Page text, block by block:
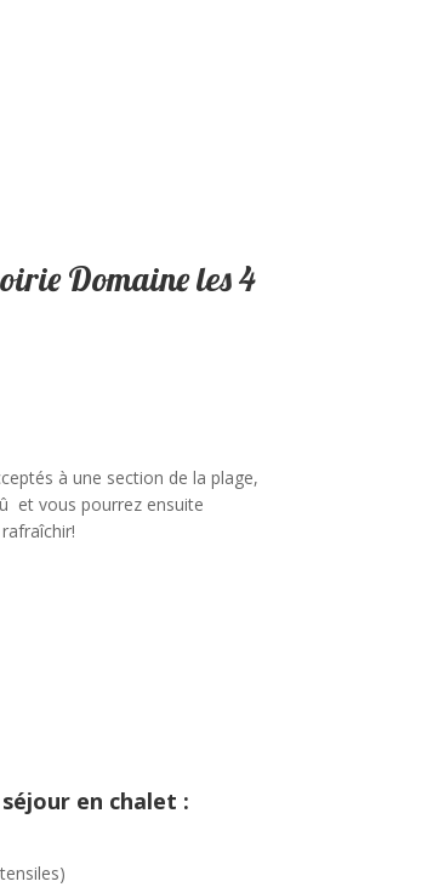
Domaine les 4
à une section de la plage,
et vous pourrez ensuite
en chalet :